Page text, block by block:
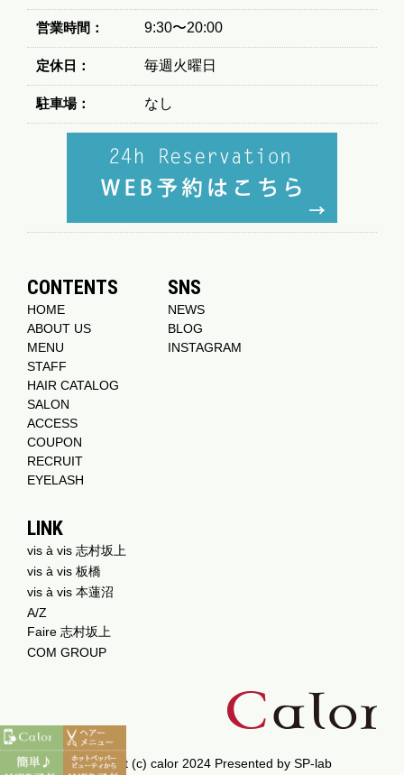
営業時間： 9:30〜20:00
定休日： 毎週火曜日
駐車場： なし
CONTENTS
HOME
ABOUT US
MENU
STAFF
HAIR CATALOG
SALON
ACCESS
COUPON
RECRUIT
EYELASH
SNS
NEWS
BLOG
INSTAGRAM
LINK
vis à vis 志村坂上
vis à vis 板橋
vis à vis 本蓮沼
A/Z
Faire 志村坂上
COM GROUP
Copyright (c) calor 2024 Presented by SP-lab